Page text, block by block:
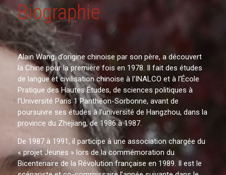
Biographie
Alain Wang, d’origine chinoise par son père, a découvert
la Chine pour la première fois en 1978. Il fait des études
de langue et civilisation chinoise à l’INALCO et à l’École
Pratique des Hautes Études, de sciences politiques à
l’Université Paris 1 Panthéon-Sorbonne, avant de
poursuivre ses études à l’université de Hangzhou, dans la
province du Zhejiang, de 1986 à 1987.
De 1987 à 1991, il participe à une association chargée du
« projet Jeunes » lors de la commémoration du
Bicentenaire de la Révolution française en 1989. Il est le